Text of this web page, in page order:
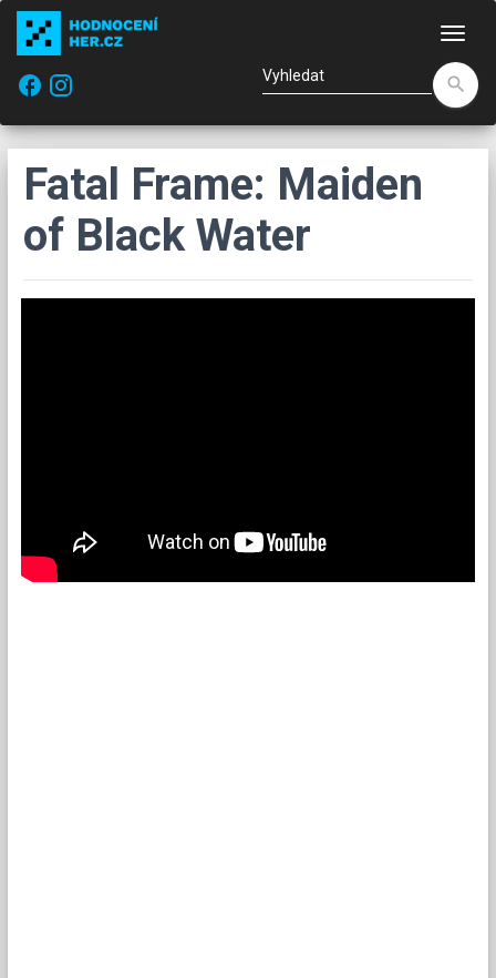
facebook
search
Fatal Frame: Maiden
of Black Water